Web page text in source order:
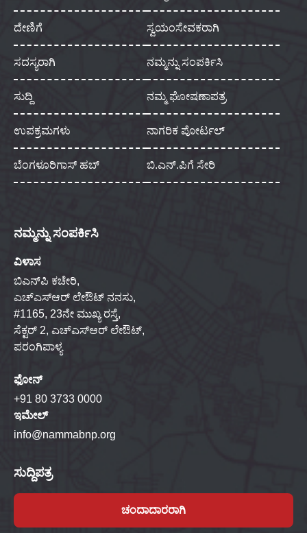
ದೇಣಿಗೆ ಸ್ವಯಂಸೇವಕರಾಗಿ
ಸದಸ್ಯರಾಗಿ ನಮ್ಮನ್ನು ಸಂಪರ್ಕಿಸಿ
ಸುದ್ದಿ ನಮ್ಮ ಘೋಷಣಾಪತ್ರ
ಉಪಕ್ರಮಗಳು ನಾಗರಿಕ ಪೋರ್ಟಲ್
ಬೆಂಗಳೂರಿಗಾಸ್ ಹಬ್ ಬಿ.ಎನ್.ಪಿಗೆ ಸೇರಿ
ನಮ್ಮನ್ನು ಸಂಪರ್ಕಿಸಿ
ವಿಳಾಸ
ಬಿಎನ್‌ಪಿ ಕಚೇರಿ,
ಎಚ್‌ಎಸ್‌ಆರ್ ಲೇಔಟ್ ನನಸು,
#1165, 23ನೇ ಮುಖ್ಯ ರಸ್ತೆ,
ಸೆಕ್ಟರ್ 2, ಎಚ್‌ಎಸ್‌ಆರ್ ಲೇಔಟ್,
ಪರಂಗಿಪಾಳ್ಯ
ಫೋನ್
+91 80 3733 0000
ಇಮೇಲ್
info@nammabnp.org
ಸುದ್ದಿಪತ್ರ
ಚಂದಾದಾರರಾಗಿ